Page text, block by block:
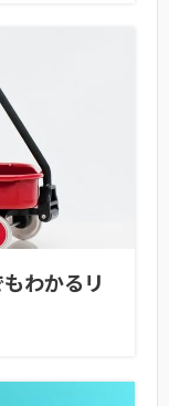
わかるリ